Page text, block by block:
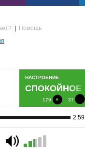
Помощь
НАСТРОЕНИЕ
СПОКОЙНОЕ
179 37
2:59